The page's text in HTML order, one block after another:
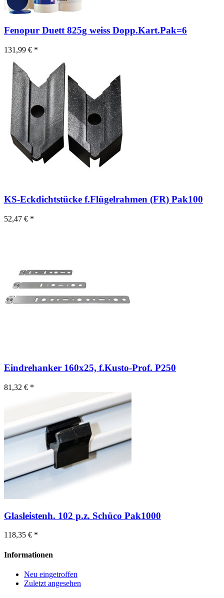
Fenopur Duett 825g weiss Dopp.Kart.Pak=6
131,99 € *
KS-Eckdichtstücke f.Flügelrahmen (FR) Pak100
52,47 € *
Eindrehanker 160x25, f.Kusto-Prof. P250
81,32 € *
Glasleistenh. 102 p.z. Schüco Pak1000
118,35 € *
Informationen
Neu eingetroffen
Zuletzt angesehen